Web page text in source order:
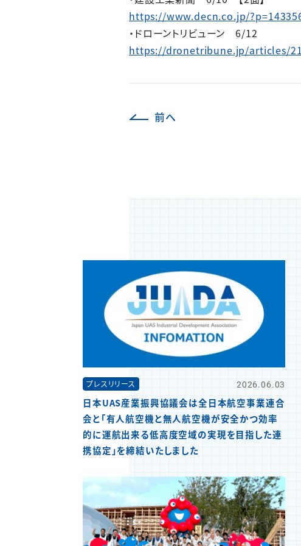
https://www.decn.co.jp/
・ドローントリビューン 6/12
https://dronetribune.jp/articles/
前へ
プレスリリース 2026.06.03
日本UAS産業振興協議会は全日本航空事業連合
会と「有人航空機と無人航空機が安全かつ効率
的に運航出来る低高度空域の実現を目指した連
携協定」を締結いたしました